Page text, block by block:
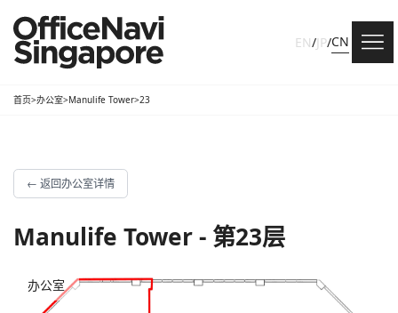
EN/JP/CN
首页>办公室>Manulife Tower>23
← 返回办公室详情
Manulife Tower - 第23层
办公室